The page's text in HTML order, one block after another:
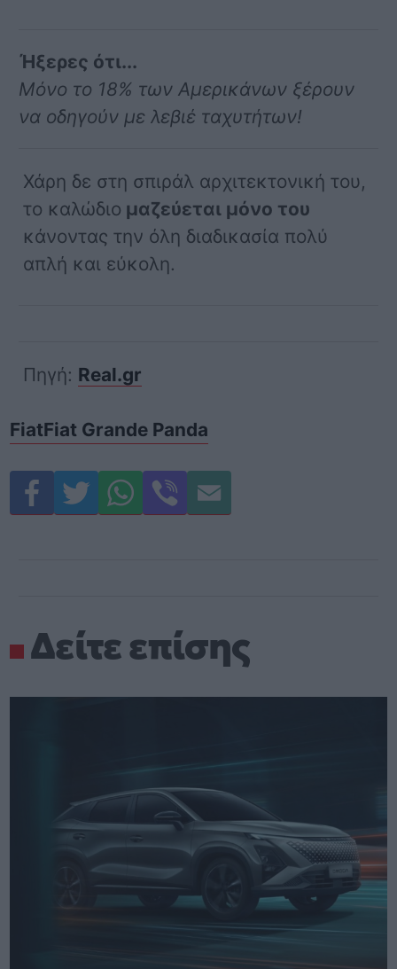
Ήξερες ότι...
Μόνο το 18% των Αμερικάνων ξέρουν
να οδηγούν με λεβιέ ταχυτήτων!
Χάρη δε στη σπιράλ αρχιτεκτονική του,
το καλώδιο μαζεύεται μόνο του
κάνοντας την όλη διαδικασία πολύ
απλή και εύκολη.
Πηγή: Real.gr
FiatFiat Grande Panda
Δείτε επίσης